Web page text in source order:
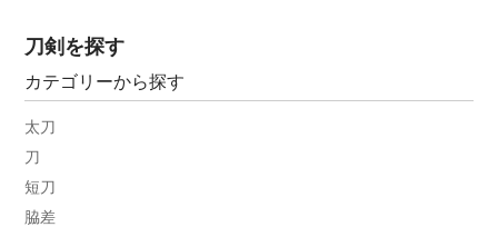
刀剣を探す
カテゴリーから探す
太刀
刀
短刀
脇差